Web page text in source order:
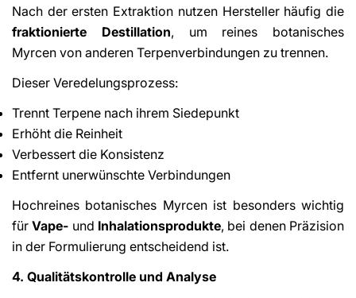
Nach der ersten Extraktion nutzen Hersteller häufig die
fraktionierte Destillation, um reines botanisches
Myrcen von anderen Terpenverbindungen zu trennen.
Dieser Veredelungsprozess:
Trennt Terpene nach ihrem Siedepunkt
Erhöht die Reinheit
Verbessert die Konsistenz
Entfernt unerwünschte Verbindungen
Hochreines botanisches Myrcen ist besonders wichtig
fürVape- und Inhalationsprodukte, bei denen Präzision
in der Formulierung entscheidend ist.
4. Qualitätskontrolle und Analyse
Share This Article
Copy
Share
Facebook
Share
X
Pin
Pinterest